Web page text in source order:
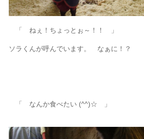
「 ねぇ！ちょっとぉ～！！ 」
ソラくんが呼んでいます。 なぁに！？
「 なんか食べたい (^^)☆ 」